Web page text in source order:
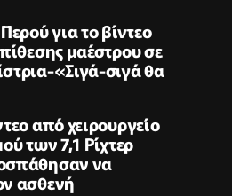
για το βίντεο
μαέστρου σε
«Σιγά-σιγά θα
από χειρουργείο
των 7,1 Ρίχτερ
να
ασθενή